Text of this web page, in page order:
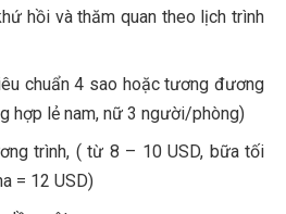
hồi và thăm quan theo lịch trình
chuẩn 4 sao hoặc tương đương
hợp lẻ nam, nữ 3 người/phòng)
trình, ( từ 8 – 10 USD, bữa tối
= 12 USD)